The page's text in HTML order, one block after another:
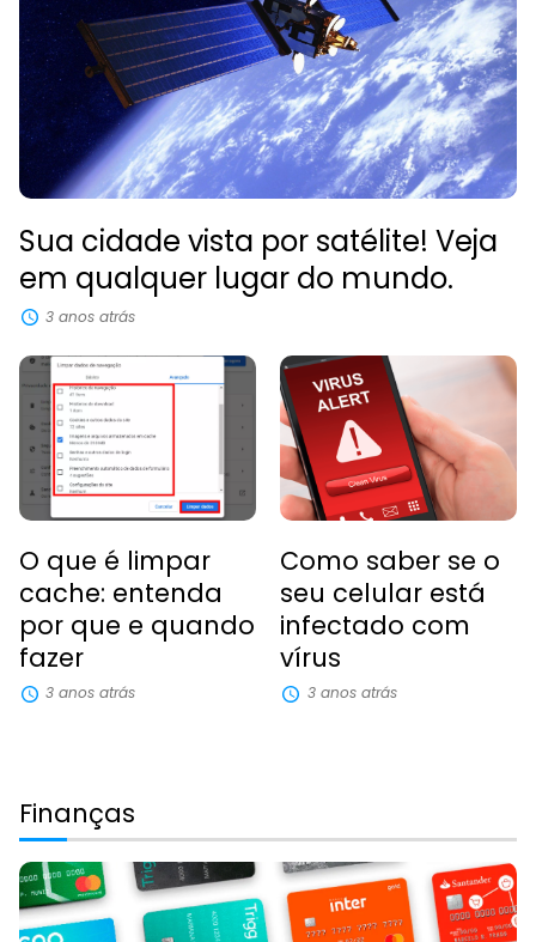
Sua cidade vista por satélite! Veja
em qualquer lugar do mundo.
3 anos atrás
O que é limpar
cache: entenda
por que e quando
fazer
3 anos atrás
Como saber se o
seu celular está
infectado com
vírus
3 anos atrás
Finanças